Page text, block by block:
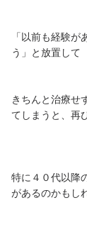
「以前も経験
う」と放置して
きちんと治療せ
てしまうと、再
特に４０代以降
があるのかもし